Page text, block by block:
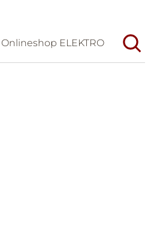
Onlineshop ELEKTRO